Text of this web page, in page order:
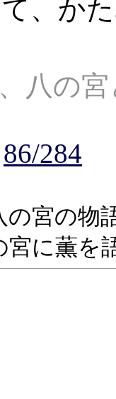
、か
の宮
86/284
の物
に薫を